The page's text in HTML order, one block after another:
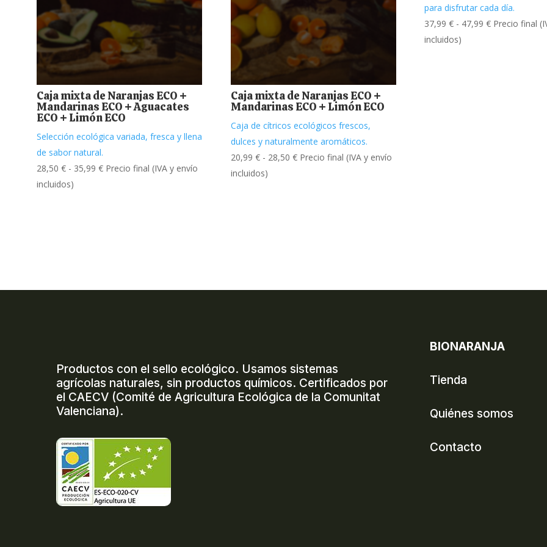
Caja mixta de Naranjas ECO +
Mandarinas ECO + Aguacates
ECO + Limón ECO
Selección ecológica variada, fresca y llena
de sabor natural.
28,50 € - 35,99 €Rango
Precio final (IVA y envío
incluidos)
Caja mixta de Naranjas ECO +
Mandarinas ECO + Limón ECO
Caja de cítricos ecológicos frescos,
dulces y naturalmente aromáticos.
20,99 € - 28,50 €Rango
Precio final (IVA y envío
incluidos)
para disfrutar cada día.
37,99€ - 47,99€Rango
Precio final
incluidos)
Productos con el sello ecológico. Usamos sistemas
agrícolas naturales, sin productos químicos. Certificados por
el CAECV (Comité de Agricultura Ecológica de la Comunitat
Valenciana).
BIONARANJA
Tienda
Quiénes somos
Contacto